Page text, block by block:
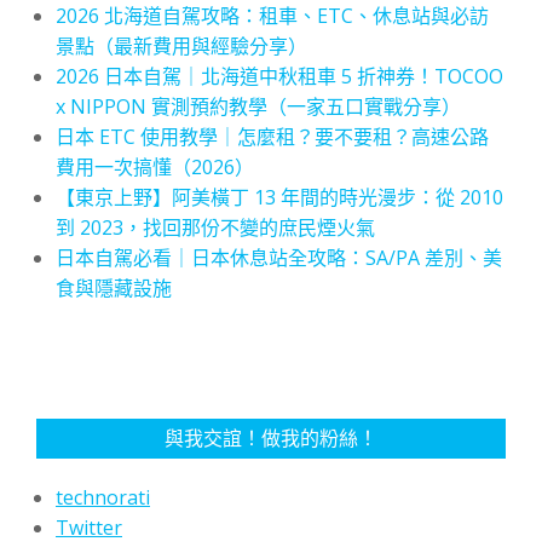
2026 北海道自駕攻略：租車、ETC、休息站與必訪
景點（最新費用與經驗分享）
2026 日本自駕｜北海道中秋租車 5 折神券！TOCOO
x NIPPON 實測預約教學（一家五口實戰分享）
日本 ETC 使用教學｜怎麼租？要不要租？高速公路
費用一次搞懂（2026）
【東京上野】阿美橫丁 13 年間的時光漫步：從 2010
到 2023，找回那份不變的庶民煙火氣
日本自駕必看｜日本休息站全攻略：SA/PA 差別、美
食與隱藏設施
與我交誼！做我的粉絲！
technorati
Twitter